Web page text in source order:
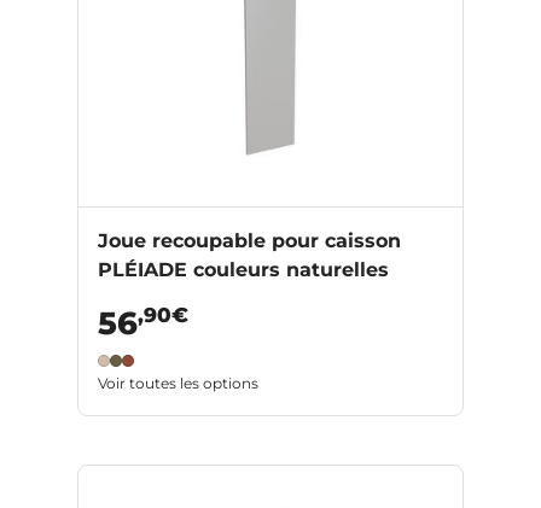
Joue recoupable pour caisson
PLÉIADE couleurs naturelles
56,90€
Voir toutes les options